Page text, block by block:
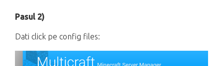
Pasul 2)
Dati click pe config files: